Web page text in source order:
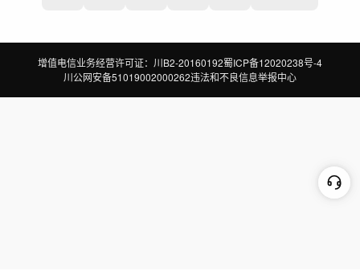
增值电信业务经营许可证：川B2-20160192蜀ICP备12020238号-4
川公网安备51019002000262违法和不良信息举报中心